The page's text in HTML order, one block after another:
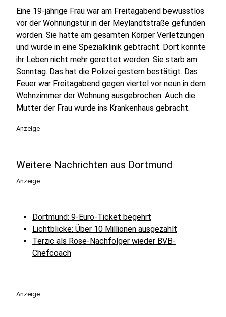
Eine 19-jährige Frau war am Freitagabend bewusstlos
vor der Wohnungstür in der Meylandtstraße gefunden
worden. Sie hatte am gesamten Körper Verletzungen
und wurde in eine Spezialklinik gebtracht. Dort konnte
ihr Leben nicht mehr gerettet werden. Sie starb am
Sonntag. Das hat die Polizei gestern bestätigt. Das
Feuer war Freitagabend gegen viertel vor neun in dem
Wohnzimmer der Wohnung ausgebrochen. Auch die
Mutter der Frau wurde ins Krankenhaus gebracht.
Anzeige
Weitere Nachrichten aus Dortmund
Anzeige
Dortmund: 9-Euro-Ticket begehrt
Lichtblicke: Über 10 Millionen ausgezahlt
Terzic als Rose-Nachfolger wieder BVB-
Chefcoach
Anzeige